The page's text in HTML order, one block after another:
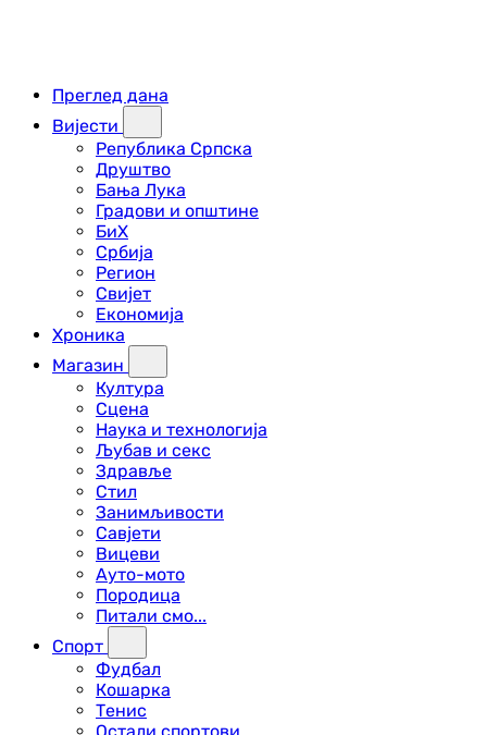
Преглед дана
Вијести
Република Српска
Друштво
Бања Лука
Градови и општине
БиХ
Србија
Регион
Свијет
Економија
Хроника
Магазин
Култура
Сцена
Наука и технологија
Љубав и секс
Здравље
Стил
Занимљивости
Савјети
Вицеви
Ауто-мото
Породица
Питали смо...
Спорт
Фудбал
Кошарка
Тенис